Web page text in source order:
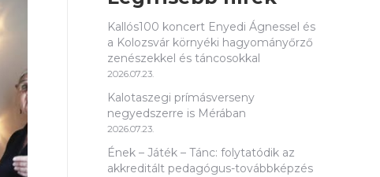
Kallós100 koncert Enyedi Ágnessel és
a Kolozsvár környéki hagyományőrző
zenészekkel és táncosokkal
2026.07.23.
Kalotaszegi prímásverseny
negyedszerre is Mérában
2026.07.23.
Ének – Játék – Tánc: folytatódik az
akkreditált pedagógus-továbbképzés